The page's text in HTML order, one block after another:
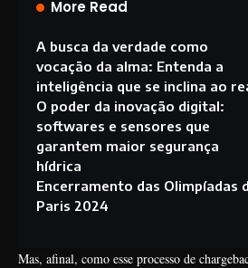
More Read
A busca da verdade como
vocação da alma: Entenda a
inteligência que se inclina ao
O poder da inovação digital:
softwares e sensores que
garantem maior segurança
hídrica
Encerramento das Olimpíadas
Paris 2024
Mas, afinal, como esse processo de